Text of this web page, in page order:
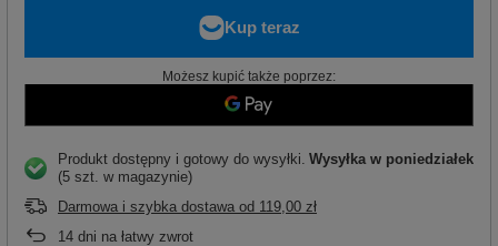
Możesz kupić także poprzez:
Produkt dostępny i gotowy do wysyłki Wysyłka w poniedziałek
(5 szt. w magazynie)
Darmowa i szybka dostawa od 119,00 zł
14 dni na łatwy zwrot